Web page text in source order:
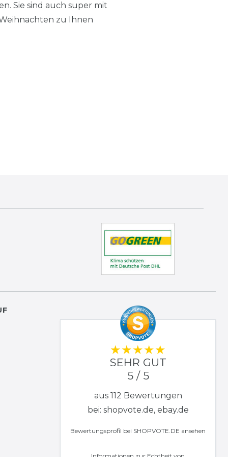
Sie sind auch super mit
zu Ihnen
SEHR GUT
5 / 5
aus 112 Bewertungen
bei: shopvote.de, ebay.de
Bewertungsprofil bei SHOPVOTE.DE ansehen